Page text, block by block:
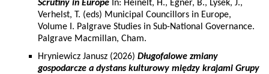
Scrutiny in Europe In: Heinelt, H., Egner, B., Lysek, J.,
Verhelst, T. (eds) Municipal Councillors in Europe,
Volume I. Palgrave Studies in Sub-National Governance.
Palgrave Macmillan, Cham.
Hryniewicz Janusz (2026) Długofalowe zmiany
gospodarcze a dystans kulturowy między krajami Grupy